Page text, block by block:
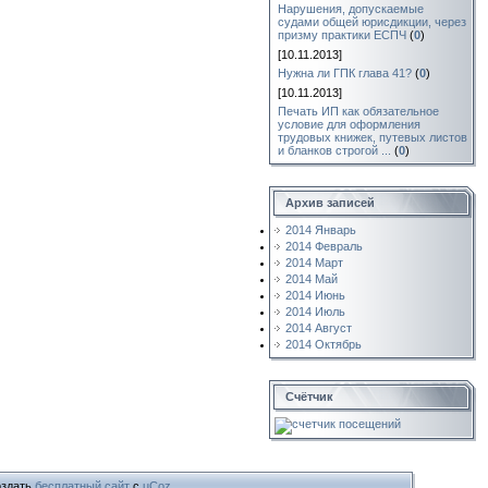
Нарушения, допускаемые
судами общей юрисдикции, через
призму практики ЕСПЧ (0)
[10.11.2013]
Нужна ли ГПК глава 41? (0)
[10.11.2013]
Печать ИП как обязательное
условие для оформления
трудовых книжек, путевых листов
и бланков строгой ...
(0)
Архив записей
2014 Январь
2014 Февраль
2014 Март
2014 Май
2014 Июнь
2014 Июль
2014 Август
2014 Октябрь
Счётчик